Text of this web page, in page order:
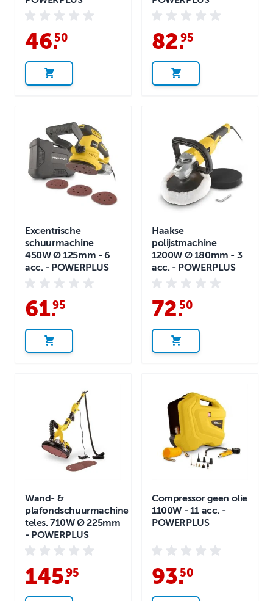
46.
50 82.
95
Excentrische
schuurmachine
450W Ø 125mm - 6
acc. - POWERPLUS
61.
95
Haakse
polijstmachine
1200W Ø 180mm - 3
acc. - POWERPLUS
72.
50
Wand- &
plafondschuurmachine
teles. 710W Ø 225mm
- POWERPLUS
145.
95
Compressor geen olie
1100W - 11 acc. -
POWERPLUS
93.
50